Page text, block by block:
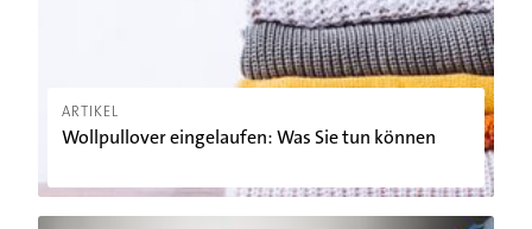
ARTIKEL
Wollpullover eingelaufen: Was Sie tun können